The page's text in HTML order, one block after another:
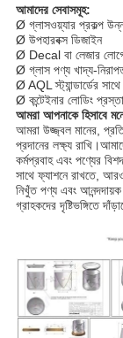
আমাদের সেবাসমূহ:
Ø গ্লাসওয়্যার প্রকল্প
Ø উপহারবক্স ডিজাইন
Ø Decal বা লেজার
Ø গ্লাস পণ্য খাদ্য-
Ø AQL স্ট্যান্ডার্ডের
Ø কন্টেইনার লোডিং
আমরা আপনাকে হিসাবে
আমরা উজ্জ্বল মানের,
প্রদানের লক্ষ্য
কর্মপ্রবাহ এবং পণ্যের
সাথে ফ্যাশনে রাখতে,
নিখুঁত পণ্য এবং আনন্দদায়ক
গ্রাহকদের দৃষ্টিভঙ্গিতে